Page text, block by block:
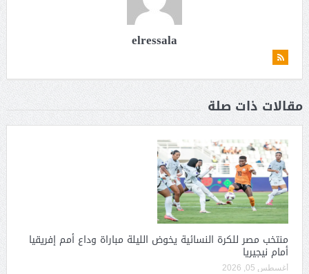
elressala
مقالات ذات صلة
منتخب مصر للكرة النسائية يخوض الليلة مباراة وداع أمم إفريقيا
أمام نيجيريا
أغسطس 05, 2026